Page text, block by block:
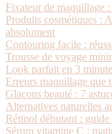
Fixateur de maquillage
Produits cosmétiques :
absolument
Contouring facile :
Trousse de voyage
Look parfait en 3
Erreurs maquillage que
Glaçons beauté : 7
Alternatives naturelles
Rétinol débutant : guide
Sérum vitamine C :